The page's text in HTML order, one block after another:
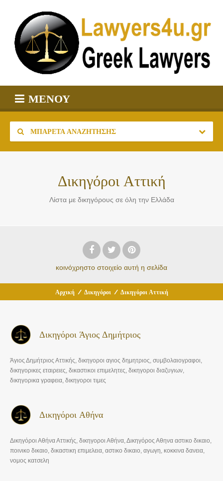
ΜΕΝΟΎ
ΜΠΑΡΈΤΑ ΑΝΑΖΉΤΗΣΗΣ
Δικηγόροι Αττική
Λίστα με δικηγόρους σε όλη την Ελλάδα
κοινόχρηστο στοιχείο αυτή η σελίδα
Αρχική / Δικηγόροι / Δικηγόροι Αττική
Δικηγόροι Άγιος Δημήτριος
Άγιος Δημήτριος Αττικής, δικηγοροι αγιος δημητριος, συμβολαιογραφοι,
δικηγορικες εταιρειες, δικαστικοι επιμελητες, δικηγοροι διαζυγιων,
δικηγορικα γραφεια, δικηγοροι τιμες
Δικηγόροι Αθήνα
Δικηγόροι Αθήνα Αττικής, δικηγοροι Αθήνα, Δικηγόρος Αθηνα αστικο δικαιο,
ποινικο δικαιο, δικαστικη επιμελεια, αστικο δικαιο, αγωγη, κοκκινα δανεια,
νομος κατσελη